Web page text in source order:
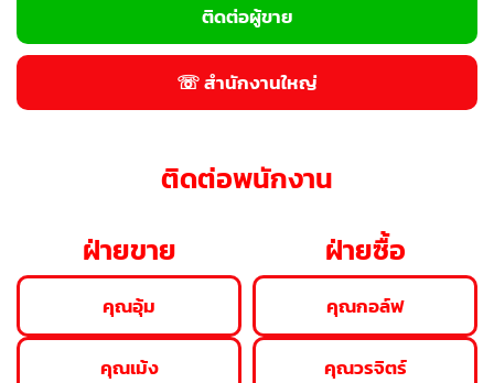
ติดต่อผู้ขาย
☏ สำนักงานใหญ่
ติดต่อพนักงาน
ฝ่ายขาย
คุณอุ้ม
คุณเม้ง
ฝ่ายซื้อ
คุณกอล์ฟ
คุณวรจิตร์